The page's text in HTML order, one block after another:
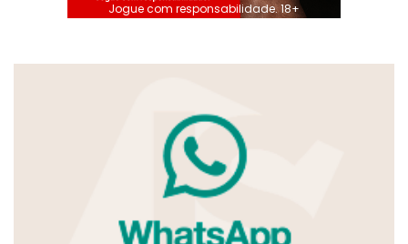
Jogue com responsabilidade. 18+